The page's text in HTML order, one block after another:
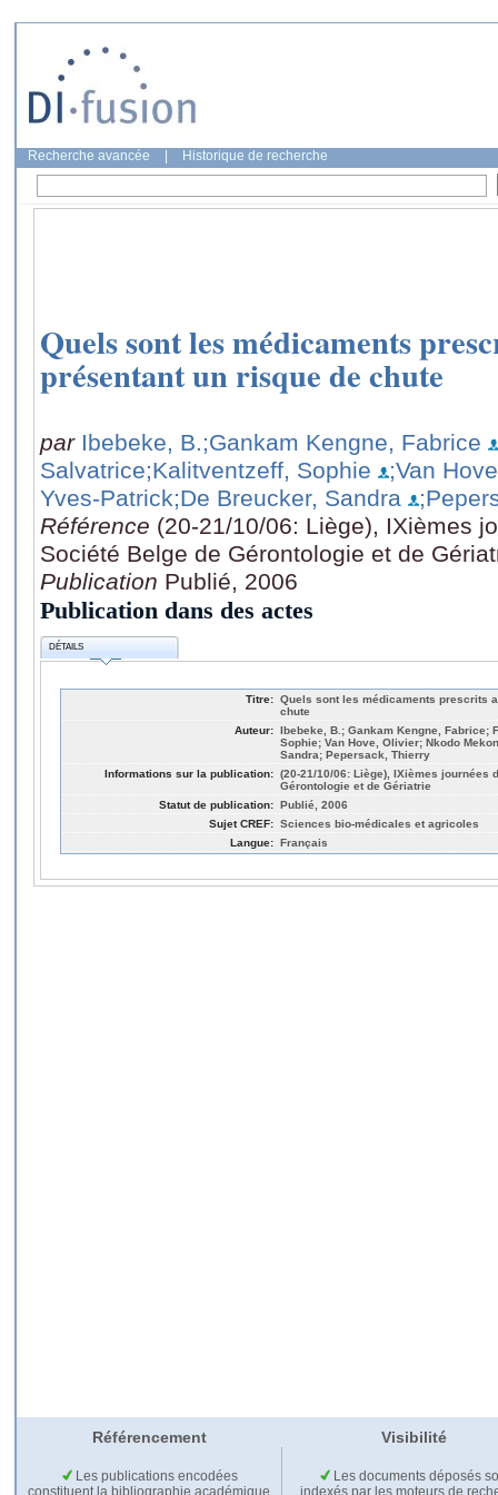
Recherche avancée Historique de recherche
Quels sont les médicaments
présentant un risque de chute
par Ibebeke, B.;Gankam Kengne, Fabrice
Salvatrice;Kalitventzeff, Sophie
;Van
Yves-Patrick;De Breucker, Sandra
Référence (20-21/10/06: Liège), IXièmes
Société Belge de Gérontologie et de
Publication Publié, 2006
Publication dans des actes
DÉTAILS
Titre: Quels sont les médicaments prescrits
chute
Auteur: Ibebeke, B.; Gankam Kengne, Fabrice;
Sophie; Van Hove, Olivier; Nkodo
Sandra; Pepersack, Thierry
Informations sur la publication: (20-21/10/06: Liège), IXièmes journées
Gérontologie et de Gériatrie
Statut de publication: Publié, 2006
Sujet CREF: Sciences bio-médicales et agricoles
Langue: Français
Référencement Visibilité
Les publications encodées
Les documents déposés